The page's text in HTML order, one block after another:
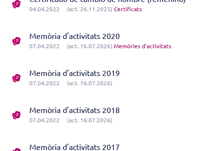
04.04.2022 (act. 26.11.2025) Certificats
Memòria d'activitats 2020
07.04.2022 (act. 16.07.2026) Memòries d'activitats
Memòria d'activitats 2019
07.04.2022 (act. 16.07.2026)
Memòria d'activitats 2018
07.04.2022 (act. 16.07.2026)
Memòria d'activitats 2017